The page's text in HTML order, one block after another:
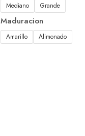
Mediano Grande
Maduracion
Amarillo Alimonado